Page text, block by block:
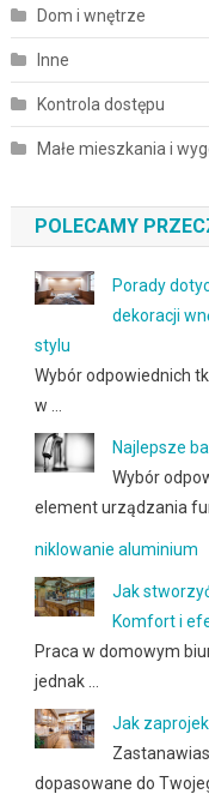
Dom i wnętrze
Inne
Kontrola dostępu
Małe mieszkania i
POLECAMY
Porady
dekoracji
stylu
Wybór odpowiednich
w …
Najlepsze
Wybór
element urządzania
niklowanie aluminium
Jak
Komfort i
Praca w domowym
jednak …
Jak
dopasowane do